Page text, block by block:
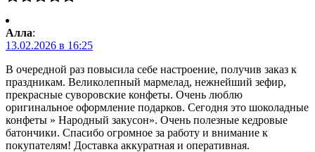
Алла:
13.02.2026 в 16:25
В очередной раз повысила себе настроение, получив заказ к
праздникам. Великолепный мармелад, нежнейший зефир,
прекрасные суворовские конфеты. Очень люблю
оригинальное оформление подарков. Сегодня это шоколадные
конфеты » Народный закусон». Очень полезные кедровые
батончики. Спасибо огромное за работу и внимание к
покупателям! Доставка аккуратная и оперативная.